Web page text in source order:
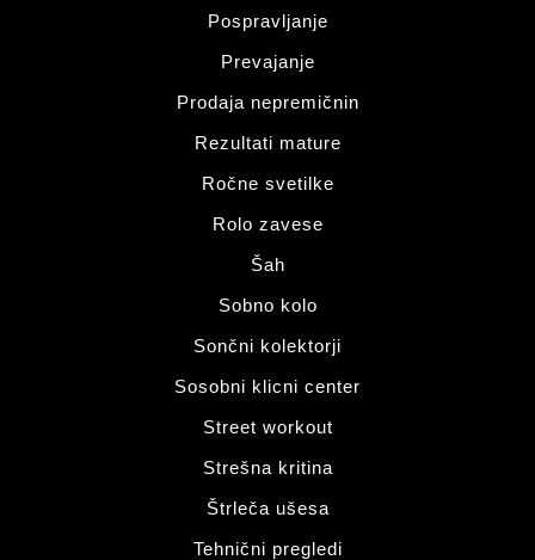
Pospravljanje
Prevajanje
Prodaja nepremičnin
Rezultati mature
Ročne svetilke
Rolo zavese
Šah
Sobno kolo
Sončni kolektorji
Sosobni klicni center
Street workout
Strešna kritina
Štrleča ušesa
Tehnični pregledi